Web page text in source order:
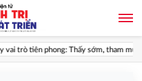
trò tiên phong: Thấy sớm, tham mưu